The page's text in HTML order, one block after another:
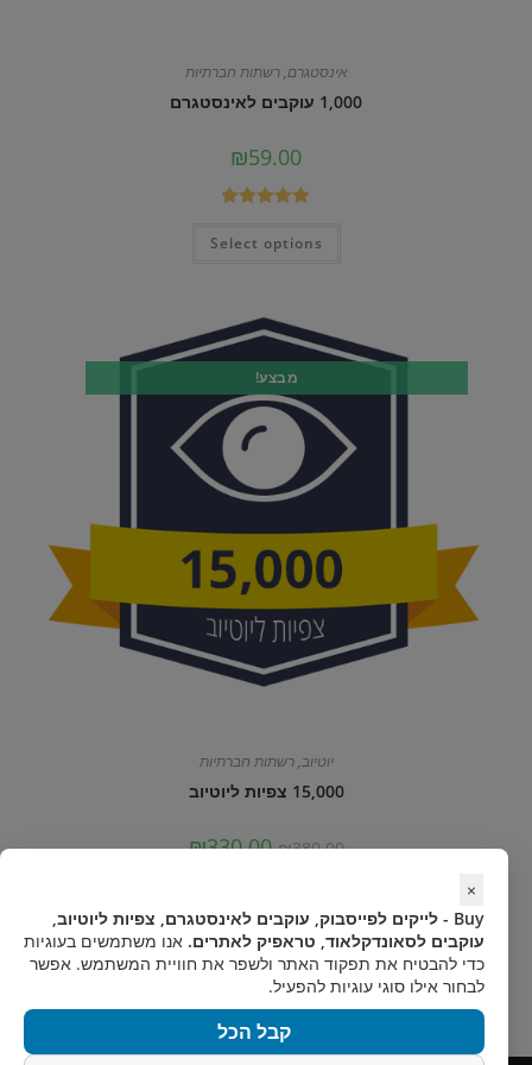
אינסטגרם,רשתות חברתיות
1,000 עוקבים לאינסטגרם
₪59.00
מתוך 5
Select options
מבצע!
יוטיוב,רשתות חברתיות
15,000 צפיות ליוטיוב
₪380.00 המחיר ₪330.00
×
Buy - לייקים לפייסבוק, עוקבים לאינסטגרם, צפיות ליוטיוב,
עוקבים לסאונדקלאוד, טראפיק לאתרים. אנו משתמשים בעוגיות
כדי להבטיח את תפקוד האתר ולשפר את חוויית המשתמש. אפשר
לבחור אילו סוגי עוגיות להפעיל.
קבל הכל